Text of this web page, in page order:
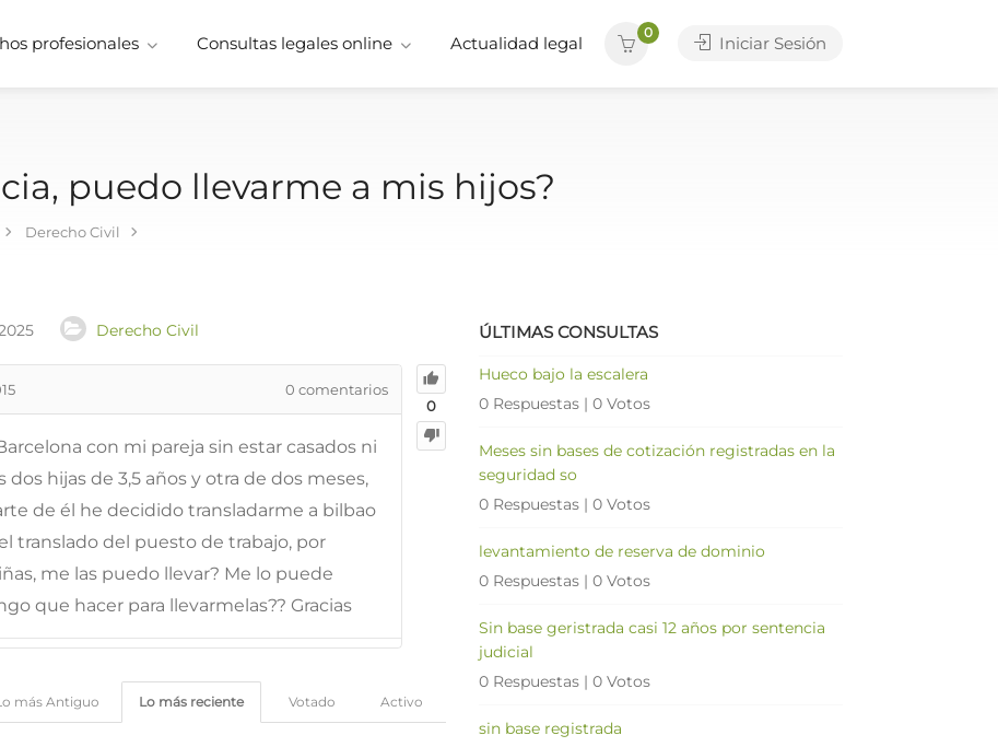
profesionales Consultas legales online Actualidad legal
0
Iniciar Sesión
puedo llevarme a mis hijos?
Derecho Civil
Derecho Civil
0
0 comentarios
con mi pareja sin estar casados ni
hijas de 3,5 años y otra de dos meses,
de él he decidido transladarme a bilbao
translado del puesto de trabajo, por
me las puedo llevar? Me lo puede
que hacer para llevarmelas?? Gracias
Activo
Votado
Lo más reciente
más Antiguo
ÚLTIMAS CONSULTAS
Hueco bajo la escalera
0 Respuestas | 0 Votos
Meses sin bases de cotización registradas en la
seguridad so
0 Respuestas | 0 Votos
levantamiento de reserva de dominio
0 Respuestas | 0 Votos
Sin base geristrada casi 12 años por sentencia
judicial
0 Respuestas | 0 Votos
sin base registrada